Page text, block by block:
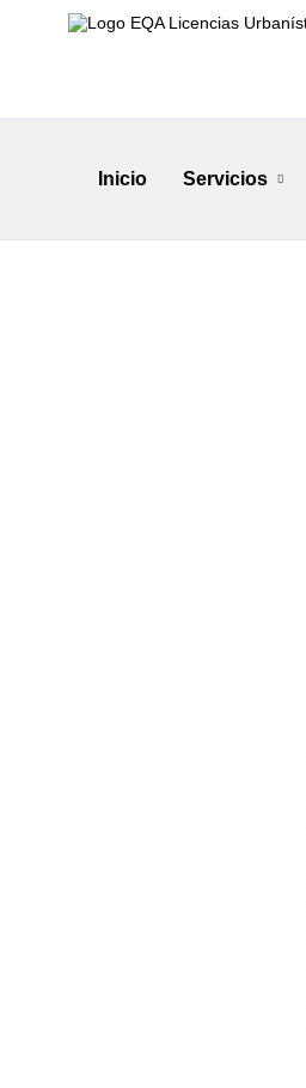
Inicio Servicios